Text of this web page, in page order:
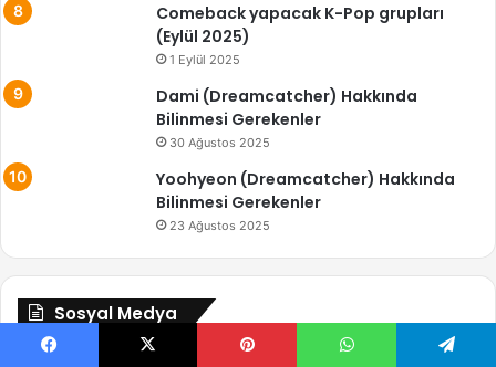
Comeback yapacak K-Pop grupları
(Eylül 2025)
1 Eylül 2025
Dami (Dreamcatcher) Hakkında
Bilinmesi Gerekenler
30 Ağustos 2025
Yoohyeon (Dreamcatcher) Hakkında
Bilinmesi Gerekenler
23 Ağustos 2025
Sosyal Medya